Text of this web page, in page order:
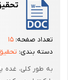
نتایج این تحقیق
استخوان اطراف
نظر می‌رسد در
مفید می‌باشد(31).
تعداد صفحه: ۱۵
دسته بندی:
به طور کلی، غده